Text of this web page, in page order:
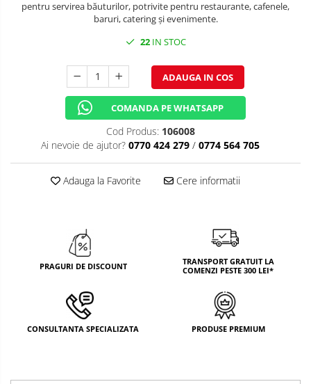
TEMATICA RUSTICA
DECOR 1 & 8 MARTIE
DECOR PASTE
DECOR HALLOWEEN
DECOR ZIUA ROMANIEI
DECOR TOAMNA
DECOR IARNA
TEMATICA CULINARA
DECOR MOS NICOLAE
pentru servirea băuturilor, potrivite pentru restaurante, cafenele,
baruri, catering și evenimente.
22IN STOC
ADAUGA IN COS
COMANDA PE WHATSAPP
Cod Produs: 106008
Ai nevoie de ajutor? 0770 424 279 / 0774 564 705
Adauga la Favorite Cere informatii
PRAGURI DE DISCOUNT
TRANSPORT GRATUIT LA
COMENZI PESTE 300 LEI*
CONSULTANTA SPECIALIZATA PRODUSE PREMIUM